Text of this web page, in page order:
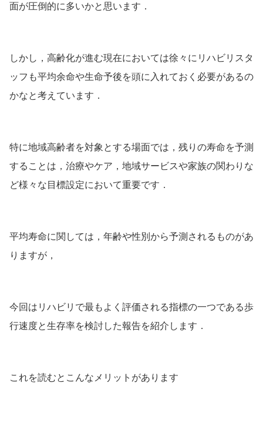
面が圧倒的に多いかと思います．
しかし，高齢化が進む現在においては徐々にリハビリスタ
ッフも平均余命や生命予後を頭に入れておく必要があるの
かなと考えています．
特に地域高齢者を対象とする場面では，残りの寿命を予測
することは，治療やケア，地域サービスや家族の関わりな
ど様々な目標設定において重要です．
平均寿命に関しては，年齢や性別から予測されるものがあ
りますが，
今回はリハビリで最もよく評価される指標の一つである歩
行速度と生存率を検討した報告を紹介します．
これを読むとこんなメリットがあります